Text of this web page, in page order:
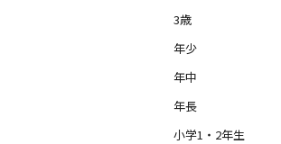
3歳
年少
年中
年長
小学1・2年生